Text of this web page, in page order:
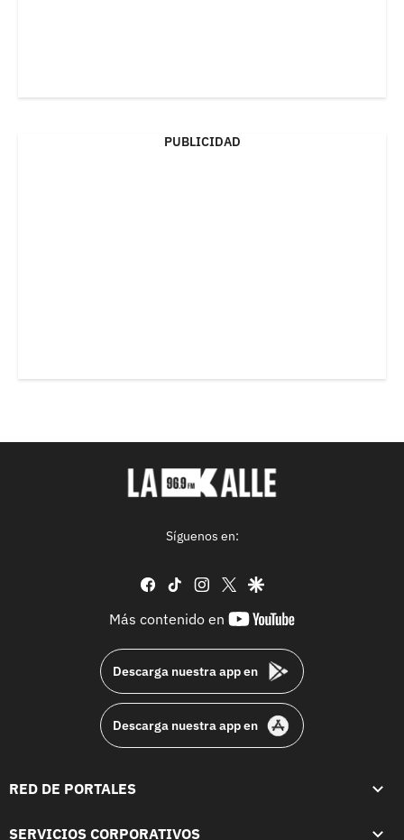
PUBLICIDAD
Síguenos en:
facebook
tiktok instagram
twittergoogle
Más contenido en
youtube-
Descarga nuestra app en
Descarga nuestra app en
RED DE PORTALES
SERVICIOS CORPORATIVOS